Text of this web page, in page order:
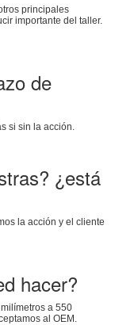
principales
importante del taller.
de
si sin la acción.
¿está
la acción y el cliente
hacer?
a 550
al OEM.